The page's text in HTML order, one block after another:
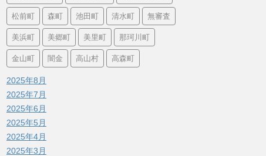
松前町 森町 池田町 清水町 無審査
美浜町 美郷町 美里町 那珂川町
金山町 闇金 高山村 高森町
2025年8月
2025年7月
2025年6月
2025年5月
2025年4月
2025年3月